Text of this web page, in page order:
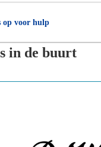
op voor hulp
in de buurt